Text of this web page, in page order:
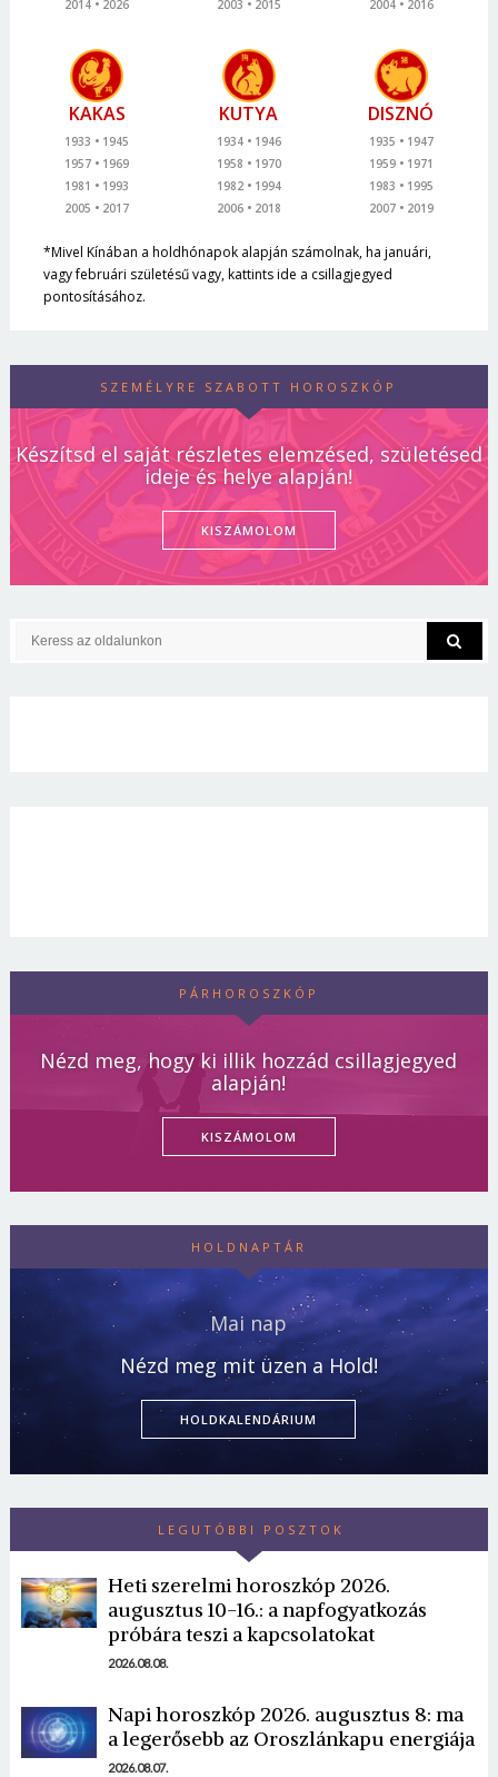
2014 2026 2003 2015 2004 2016
KAKAS
1933
1945
1957
1969
1981
1993
2005
2017
KUTYA
1934
1946
1958
1970
1982
1994
2006
2018
DISZNÓ
1935
1947
1959
1971
1983
1995
2007
2019
*Mivel Kínában a holdhónapok alapján számolnak, ha januári,
vagy februári születésű vagy, kattints ide a csillagjegyed
pontosításához.
SZEMÉLYRE SZABOTT HOROSZKÓP
Készítsd el saját részletes elemzésed, születésed
ideje és helye alapján!
KISZÁMOLOM
PÁRHOROSZKÓP
Nézd meg, hogy ki illik hozzád csillagjegyed
alapján!
KISZÁMOLOM
HOLDNAPTÁR
Mai nap
Nézd meg mit üzen a Hold!
HOLDKALENDÁRIUM
LEGUTÓBBI POSZTOK
Heti szerelmi horoszkóp 2026.
augusztus 10-16.: a napfogyatkozás
próbára teszi a kapcsolatokat
2026.08.08.
Napi horoszkóp 2026. augusztus 8: ma
a legerősebb az Oroszlánkapu energiája
2026.08.07.
Borsonline bejelentkezés
E-mail cím vagy felhasználónév